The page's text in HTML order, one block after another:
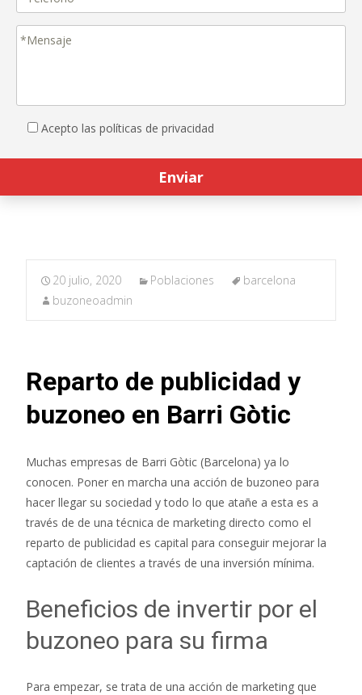
Acepto las políticas de privacidad
20 julio, 2020 Poblaciones
barcelona
buzoneoadmin
Reparto de publicidad y
buzoneo en Barri Gòtic
Muchas empresas de Barri Gòtic (Barcelona) ya lo
conocen. Poner en marcha una acción de buzoneo para
hacer llegar su sociedad y todo lo que atañe a esta es a
través de de una técnica de marketing directo como el
reparto de publicidad es capital para conseguir mejorar la
captación de clientes a través de una inversión mínima.
Beneficios de invertir por el
buzoneo para su firma
Para empezar, se trata de una acción de marketing que